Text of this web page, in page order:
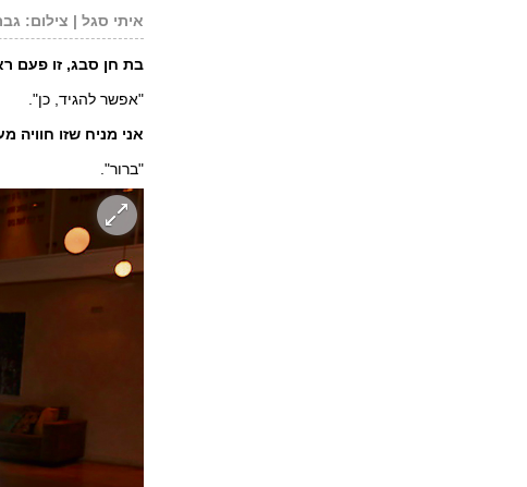
איתי סגל | צילום:
בת חן סבג, זו פעם
"אפשר להגיד, כן".
אני מניח שזו חוויה
"ברור".